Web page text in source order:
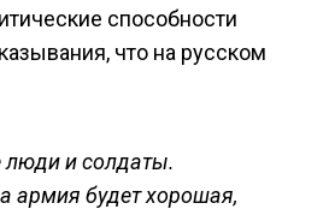
способности
что на русском
люди и солдаты.
армия будет хорошая,